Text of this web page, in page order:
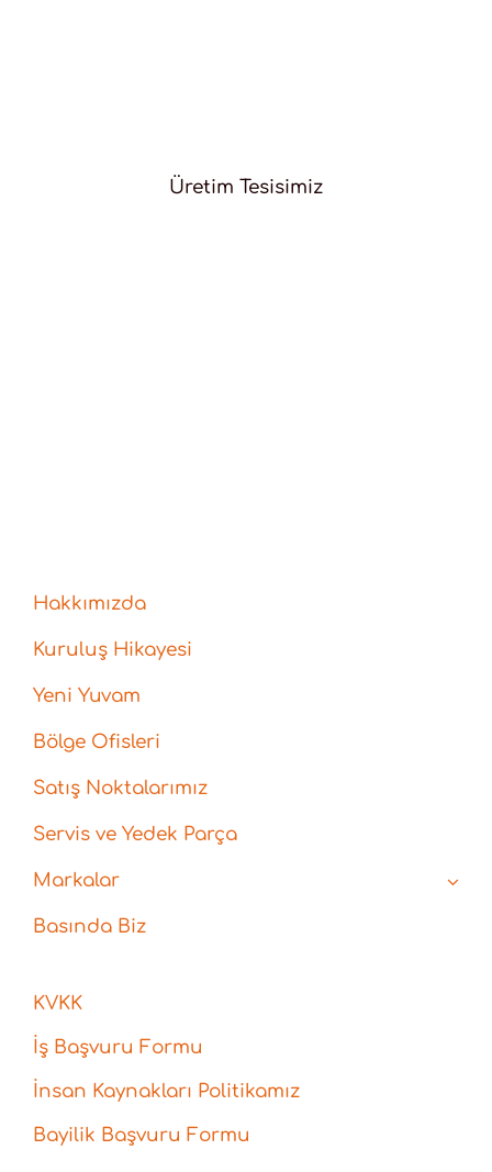
Üretim Tesisimiz
Hakkımızda
Kuruluş Hikayesi
Yeni Yuvam
Bölge Ofisleri
Satış Noktalarımız
Servis ve Yedek Parça
Markalar
Basında Biz
KVKK
İş Başvuru Formu
İnsan Kaynakları Politikamız
Bayilik Başvuru Formu